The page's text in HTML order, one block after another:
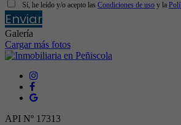
Sí, he leído y/o acepto las Condiciones de uso y la
Enviar
Galería
Cargar más fotos
API Nº 17313